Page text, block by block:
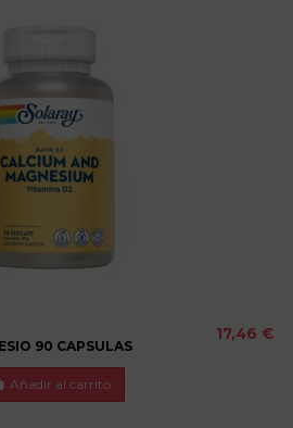
90 CAPSULAS
17,46 €
Añadir al carrito